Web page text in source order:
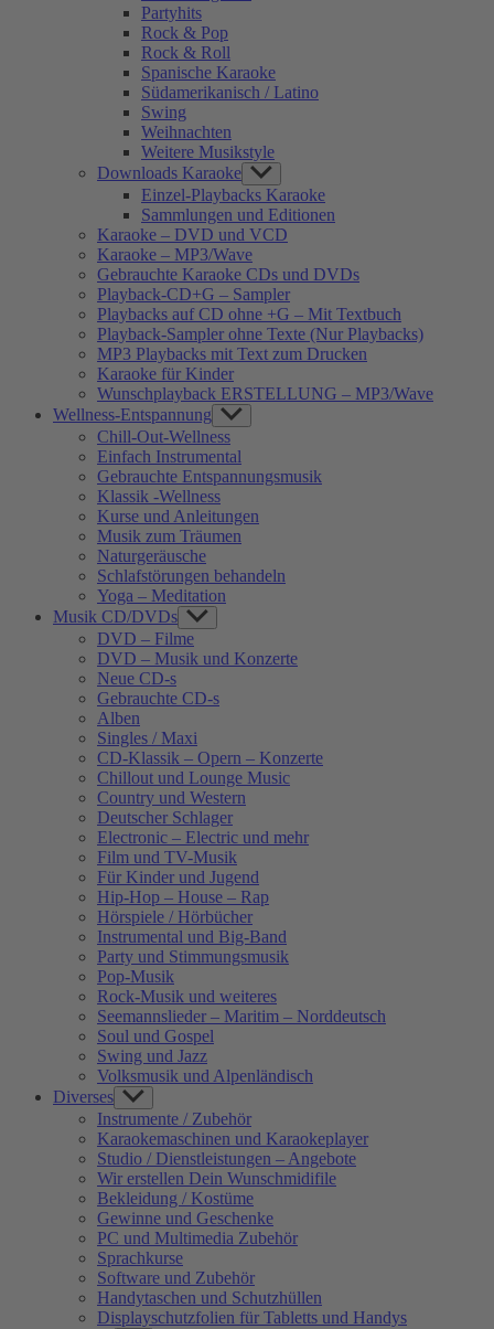
Partyhits
Rock & Pop
Rock & Roll
Spanische Karaoke
Südamerikanisch / Latino
Swing
Weihnachten
Weitere Musikstyle
Downloads Karaoke Show
sub
menu
Einzel-Playbacks Karaoke
Sammlungen und Editionen
Karaoke – DVD und VCD
Karaoke – MP3/Wave
Gebrauchte Karaoke CDs und DVDs
Playback-CD+G – Sampler
Playbacks auf CD ohne +G – Mit Textbuch
Playback-Sampler ohne Texte (Nur Playbacks)
MP3 Playbacks mit Text zum Drucken
Karaoke für Kinder
Wunschplayback ERSTELLUNG – MP3/Wave
Wellness-Entspannung Show
sub
menu
Chill-Out-Wellness
Einfach Instrumental
Gebrauchte Entspannungsmusik
Klassik -Wellness
Kurse und Anleitungen
Musik zum Träumen
Naturgeräusche
Schlafstörungen behandeln
Yoga – Meditation
Musik CD/DVDs Show
sub
menu
DVD – Filme
DVD – Musik und Konzerte
Neue CD-s
Gebrauchte CD-s
Alben
Singles / Maxi
CD-Klassik – Opern – Konzerte
Chillout und Lounge Music
Country und Western
Deutscher Schlager
Electronic – Electric und mehr
Film und TV-Musik
Für Kinder und Jugend
Hip-Hop – House – Rap
Hörspiele / Hörbücher
Instrumental und Big-Band
Party und Stimmungsmusik
Pop-Musik
Rock-Musik und weiteres
Seemannslieder – Maritim – Norddeutsch
Soul und Gospel
Swing und Jazz
Volksmusik und Alpenländisch
Diverses Show
sub
menu
Instrumente / Zubehör
Karaokemaschinen und Karaokeplayer
Studio / Dienstleistungen – Angebote
Wir erstellen Dein Wunschmidifile
Bekleidung / Kostüme
Gewinne und Geschenke
PC und Multimedia Zubehör
Sprachkurse
Software und Zubehör
Handytaschen und Schutzhüllen
Displayschutzfolien für Tabletts und Handys